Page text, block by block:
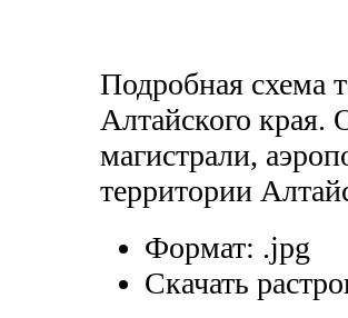
Подробная схема
Алтайского края.
магистрали,
территории
Формат: .jpg
Скачать